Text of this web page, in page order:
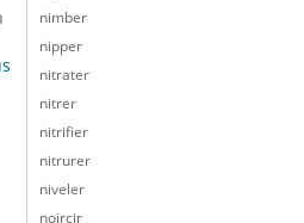
nimber
nipper
nitrater
nitrer
nitrifier
nitrurer
niveler
noircir